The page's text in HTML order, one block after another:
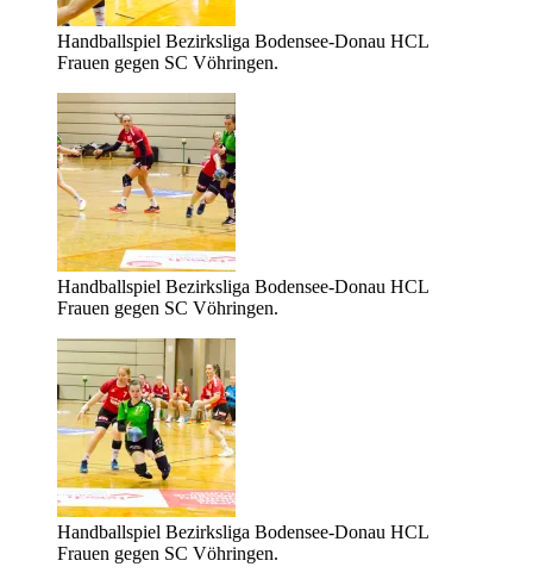
Handballspiel Bezirksliga Bodensee-Donau HCL
Frauen gegen SC Vöhringen.
Handballspiel Bezirksliga Bodensee-Donau HCL
Frauen gegen SC Vöhringen.
Handballspiel Bezirksliga Bodensee-Donau HCL
Frauen gegen SC Vöhringen.